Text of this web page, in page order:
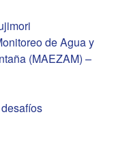
de Agua y
(MAEZAM) –